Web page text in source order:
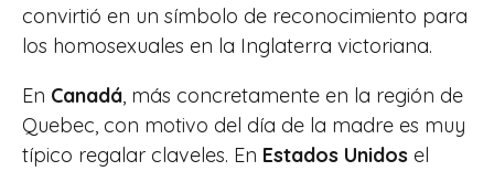
convirtió en un símbolo de reconocimiento para
los homosexuales en la Inglaterra victoriana.
En Canadá, más concretamente en la región de
Quebec, con motivo del día de la madre es muy
típico regalar claveles. En Estados Unidos el